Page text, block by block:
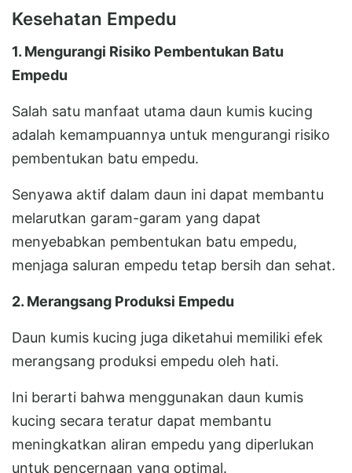
Kesehatan Empedu
1. Mengurangi Risiko Pembentukan Batu
Empedu
Salah satu manfaat utama daun kumis kucing
adalah kemampuannya untuk mengurangi risiko
pembentukan batu empedu.
Senyawa aktif dalam daun ini dapat membantu
melarutkan garam-garam yang dapat
menyebabkan pembentukan batu empedu,
menjaga saluran empedu tetap bersih dan sehat.
2. Merangsang Produksi Empedu
Daun kumis kucing juga diketahui memiliki efek
merangsang produksi empedu oleh hati.
Ini berarti bahwa menggunakan daun kumis
kucing secara teratur dapat membantu
meningkatkan aliran empedu yang diperlukan
untuk pencernaan yang optimal.